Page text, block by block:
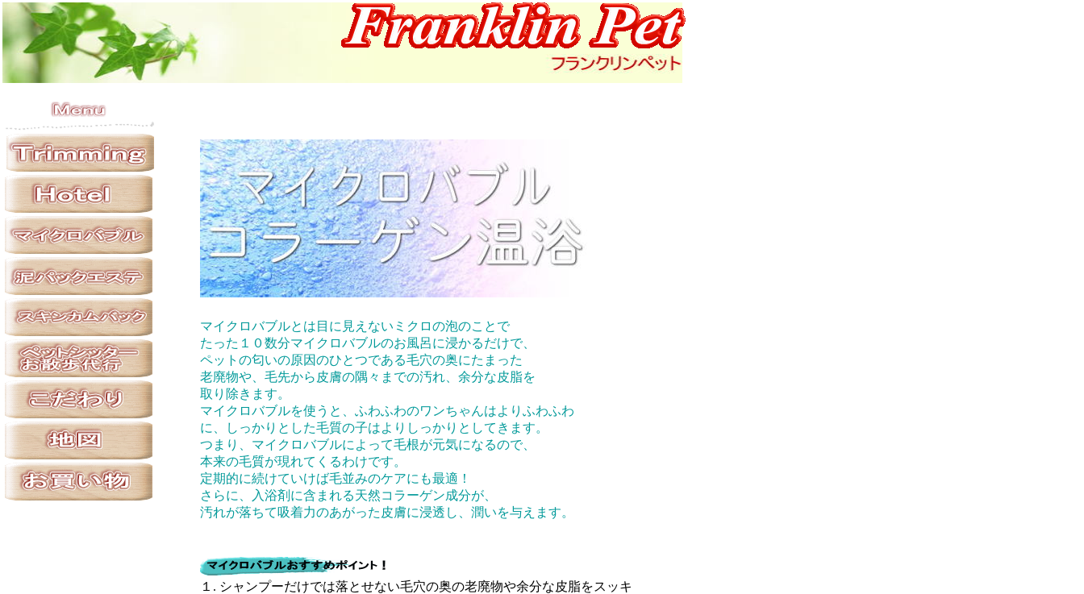
マイクロバブルとは目に見えないミクロの泡のことで
たった１０数分マイクロバブルのお風呂に浸かるだけで、
ペットの匂いの原因のひとつである毛穴の奥にたまった
老廃物や、毛先から皮膚の隅々までの汚れ、余分な皮脂を
取り除きます。
マイクロバブルを使うと、ふわふわのワンちゃんはよりふわふわ
に、しっかりとした毛質の子はよりしっかりとしてきます。
つまり、マイクロバブルによって毛根が元気になるので、
本来の毛質が現れてくるわけです。
定期的に続けていけば毛並みのケアにも最適！
さらに、入浴剤に含まれる天然コラーゲン成分が、
汚れが落ちて吸着力のあがった皮膚に浸透し、潤いを与えます。
１. シャンプーだけでは落とせない毛穴の奥の老廃物や余分な皮脂をスッキ